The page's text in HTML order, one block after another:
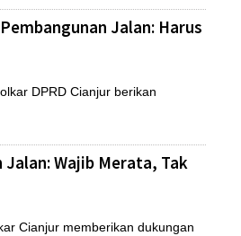
Jalan: Harus
DPRD Cianjur berikan
Wajib Merata, Tak
Cianjur memberikan dukungan